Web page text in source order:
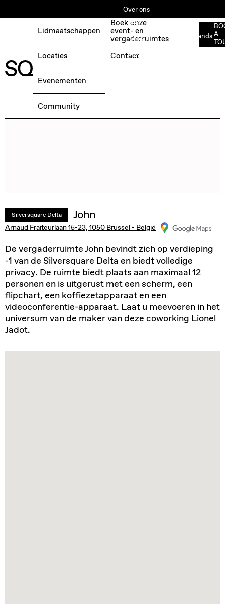
BOEK EEN GRATIS TESTDAG →
Over ons
ESG
Jobs
Media
Member Login
Nederlands
Lidmaatschappen
Locaties
Evenementen
Community
Boek onze
event- en
vergaderruimtes
Contact
A
Silversquare Delta John
Arnaud Fraiteurlaan 15-23, 1050 Brussel - België
De vergaderruimte John bevindt zich op verdieping
-1 van de Silversquare Delta en biedt volledige
privacy. De ruimte biedt plaats aan maximaal 12
personen en is uitgerust met een scherm, een
flipchart, een koffiezetapparaat en een
videoconferentie-apparaat. Laat u meevoeren in het
universum van de maker van deze coworking Lionel
Jadot.